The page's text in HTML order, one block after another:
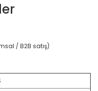
/ B2B satış)